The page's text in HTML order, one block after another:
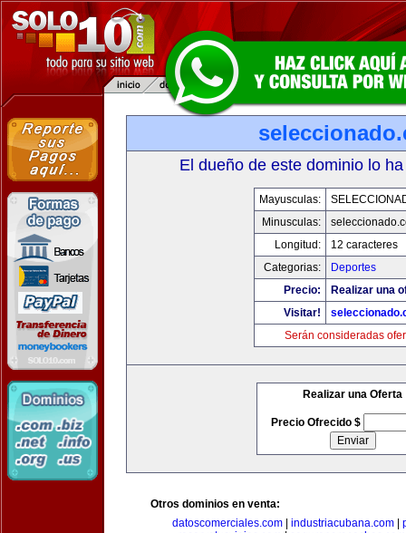
El dueño de este dominio lo
Mayusculas:
Minusculas:
Longitud:
12 caracteres
Categorias:
Deportes
Precio:
Realizar una
Visitar!
Serán consideradas
Realizar una Oferta
Precio Ofrecido $
Otros dominios en venta:
datoscomerciales.com| industriacubana.com|